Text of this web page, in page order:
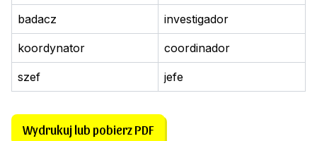
badacz investigador
koordynator coordinador
szef jefe
Wydrukuj lub pobierz PDF